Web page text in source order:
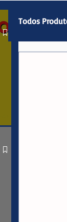
Todos
Cabos